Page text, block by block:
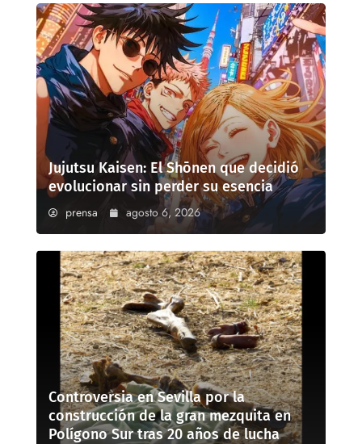
Jujutsu Kaisen: El Shōnen que decidió
evolucionar sin perder su esencia
prensa agosto 6, 2026
Controversia en Sevilla por la
construcción de la gran mezquita en
Polígono Sur tras 20 años de lucha